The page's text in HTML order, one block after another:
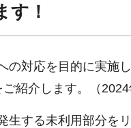
す！
の対応を目的に実施
紹介します。（2024
生する未利用部分を